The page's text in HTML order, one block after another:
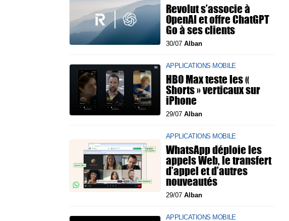
Revolut s’associe à
OpenAI et offre ChatGPT
Go à ses clients
30/07 Alban
APPLICATIONS MOBILE
HBO Max teste les «
Shorts » verticaux sur
iPhone
29/07 Alban
APPLICATIONS MOBILE
WhatsApp déploie les
appels Web, le transfert
d’appel et d’autres
nouveautés
29/07 Alban
APPLICATIONS MOBILE